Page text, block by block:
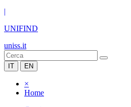
|
UNIFIND
uniss.it
IT EN
×
Home